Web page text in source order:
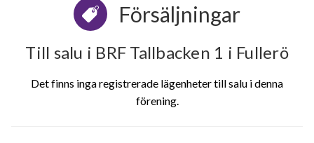
Försäljningar
Till salu i BRF Tallbacken 1 i Fullerö
Det finns inga registrerade lägenheter till salu i denna
förening.